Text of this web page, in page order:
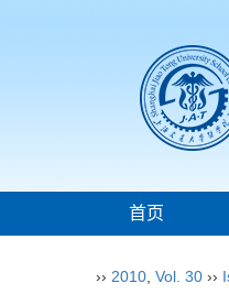
首页
›› 2010 Vol. 30 ››